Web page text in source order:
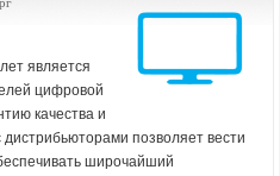
является
цифровой
качества и
позволяет вести
широчайший